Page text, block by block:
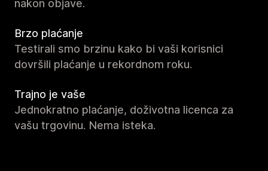
nakon objave.
Brzo plaćanje
Testirali smo brzinu kako bi vaši korisnici
dovršili plaćanje u rekordnom roku.
Trajno je vaše
Jednokratno plaćanje, doživotna licenca za
vašu trgovinu. Nema isteka.